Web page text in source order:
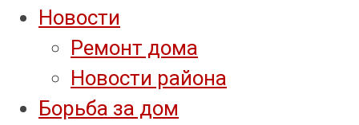
Новости
Ремонт дома
Новости района
Борьба за дом